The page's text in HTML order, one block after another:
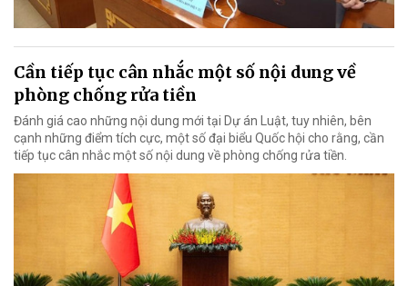
Cần tiếp tục cân nhắc một số nội dung về
phòng chống rửa tiền
Đánh giá cao những nội dung mới tại Dự án Luật, tuy nhiên, bên
cạnh những điểm tích cực, một số đại biểu Quốc hội cho rằng, cần
tiếp tục cân nhắc một số nội dung về phòng chống rửa tiền.